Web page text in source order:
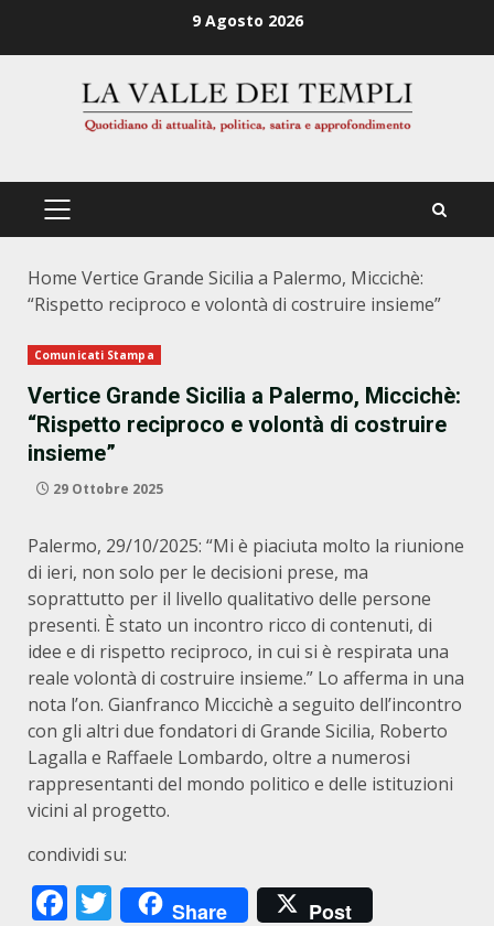
9 Agosto 2026
PRIMÄRES
Home Vertice Grande Sicilia a Palermo, Miccichè:
“Rispetto reciproco e volontà di costruire insieme”
Comunicati Stampa
Vertice Grande Sicilia a Palermo, Miccichè:
“Rispetto reciproco e volontà di costruire
insieme”
29 Ottobre 2025
Palermo, 29/10/2025: “Mi è piaciuta molto la riunione
di ieri, non solo per le decisioni prese, ma
soprattutto per il livello qualitativo delle persone
presenti. È stato un incontro ricco di contenuti, di
idee e di rispetto reciproco, in cui si è respirata una
reale volontà di costruire insieme.” Lo afferma in una
nota l’on. Gianfranco Miccichè a seguito dell’incontro
con gli altri due fondatori di Grande Sicilia, Roberto
Lagalla e Raffaele Lombardo, oltre a numerosi
rappresentanti del mondo politico e delle istituzioni
vicini al progetto.
condividi su:
Facebook
Twitter
Share Post